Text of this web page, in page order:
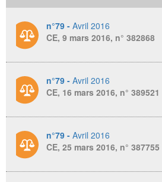
n°79 - Avril 2016
CE, 9 mars 2016, n° 382868
n°79 - Avril 2016
CE, 16 mars 2016, n° 389521
n°79 - Avril 2016
CE, 25 mars 2016, n° 387755